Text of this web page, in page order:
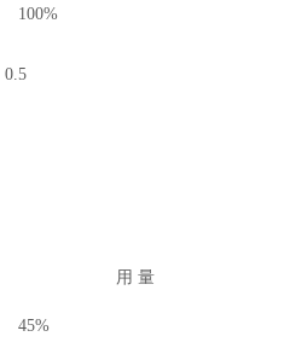
100%
0.5
用 量
45%